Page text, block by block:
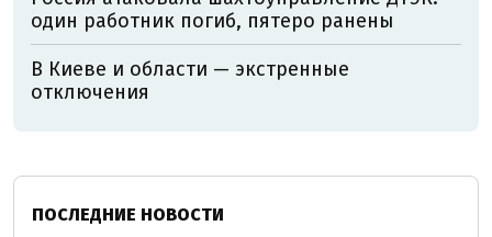
один работник погиб, пятеро ранены
В Киеве и области — экстренные
отключения
ПОСЛЕДНИЕ НОВОСТИ